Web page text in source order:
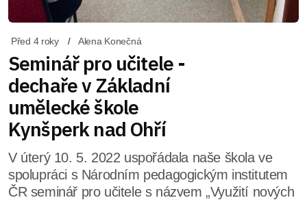
Před 4 roky Alena Konečná
Seminář pro učitele -
dechaře v Základní
umělecké škole
Kynšperk nad Ohří
V úterý 10. 5. 2022 uspořádala naše škola ve
spolupráci s Národním pedagogickým institutem
ČR seminář pro učitele s názvem „Využití nových